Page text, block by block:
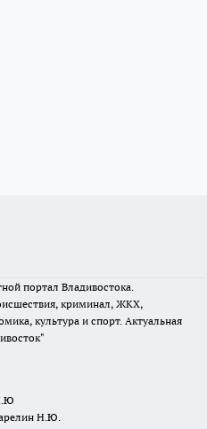
портал Владивостока.
криминал, ЖКХ,
культура и спорт. Актуальная
Н.Ю.